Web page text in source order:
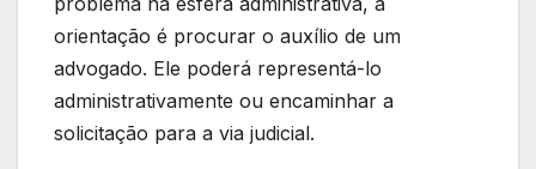
orientação é procurar o auxílio de um
advogado. Ele poderá representá-lo
administrativamente ou encaminhar a
solicitação para a via judicial.